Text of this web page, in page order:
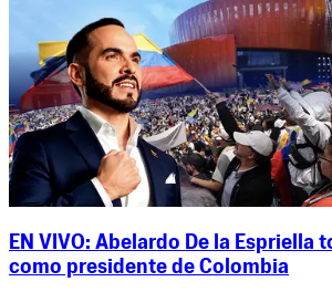
EN VIVO: Abelardo De la Espriella
como presidente de Colombia